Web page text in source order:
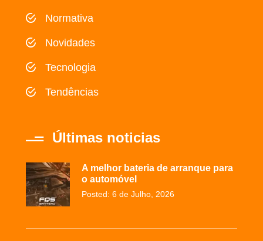
Normativa
Novidades
Tecnologia
Tendências
Últimas noticias
A melhor bateria de arranque para
o automóvel
Posted: 6 de Julho, 2026